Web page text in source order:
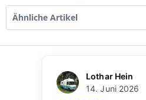
Ähnliche Artikel